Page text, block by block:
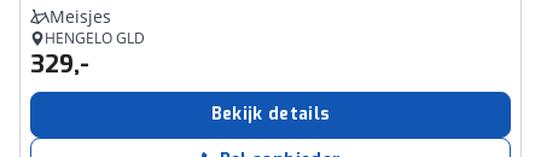
Meisjes
HENGELO GLD
329,-
Bekijk details